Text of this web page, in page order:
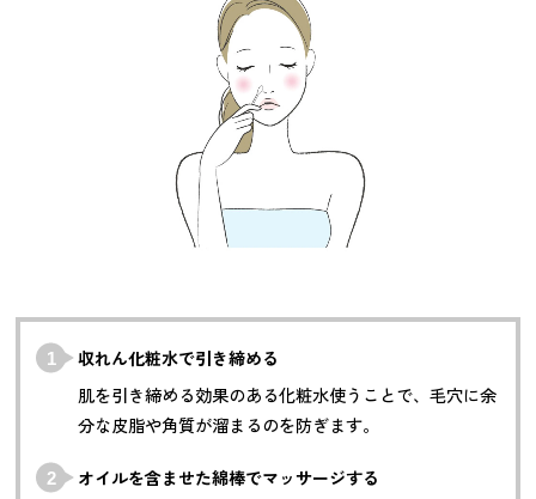
収れん化粧水で引き締める
肌を引き締める効果のある化粧水使うことで、毛穴に余
分な皮脂や角質が溜まるのを防ぎます。
オイルを含ませた綿棒でマッサージする